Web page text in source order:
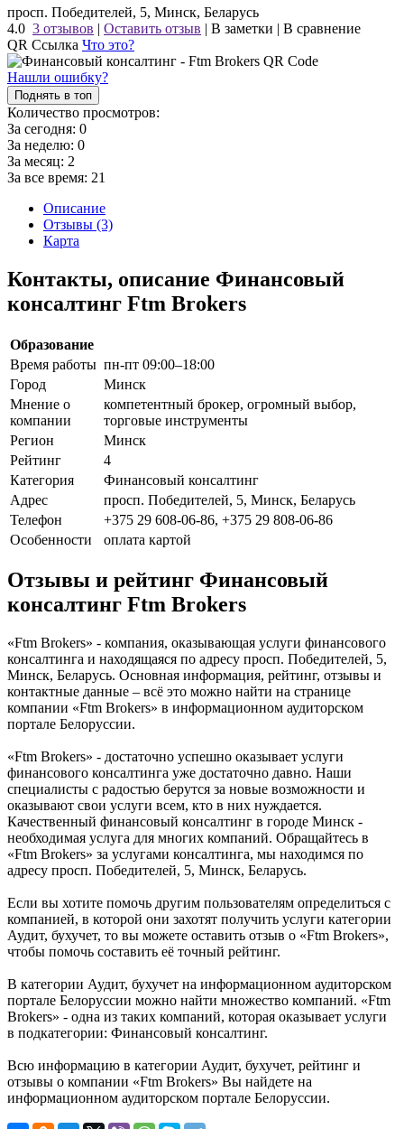
просп. Победителей, 5, Минск, Беларусь
4.0 3 отзывов | Оставить отзыв | В заметки | В сравнение
QR Ссылка Что это?
Нашли ошибку?
Поднять в топ
Количество просмотров:
За сегодня: 0
За неделю: 0
За месяц: 2
За все время: 21
Описание
Отзывы (3)
Карта
Контакты, описание Финансовый
консалтинг Ftm Brokers
Образование
Время работы пн-пт 09:00–18:00
Город
Минск
Мнение о
компании
компетентный брокер, огромный выбор,
торговые инструменты
Регион
Минск
Рейтинг
4
Категория
Финансовый консалтинг
Адрес
просп. Победителей, 5, Минск, Беларусь
Телефон
+375 29 608-06-86, +375 29 808-06-86
Особенности
оплата картой
Отзывы и рейтинг Финансовый
консалтинг Ftm Brokers
«Ftm Brokers» - компания, оказывающая услуги финансового
консалтинга и находящаяся по адресу просп. Победителей, 5,
Минск, Беларусь. Основная информация, рейтинг, отзывы и
контактные данные – всё это можно найти на странице
компании «Ftm Brokers» в информационном аудиторском
портале Белоруссии.
«Ftm Brokers» - достаточно успешно оказывает услуги
финансового консалтинга уже достаточно давно. Наши
специалисты с радостью берутся за новые возможности и
оказывают свои услуги всем, кто в них нуждается.
Качественный финансовый консалтинг в городе Минск -
необходимая услуга для многих компаний. Обращайтесь в
«Ftm Brokers» за услугами консалтинга, мы находимся по
адресу просп. Победителей, 5, Минск, Беларусь.
Если вы хотите помочь другим пользователям определиться с
компанией, в которой они захотят получить услуги категории
Аудит, бухучет, то вы можете оставить отзыв о «Ftm Brokers»,
чтобы помочь составить её точный рейтинг.
В категории Аудит, бухучет на информационном аудиторском
портале Белоруссии можно найти множество компаний. «Ftm
Brokers» - одна из таких компаний, которая оказывает услуги
в подкатегории: Финансовый консалтинг.
Всю информацию в категории Аудит, бухучет, рейтинг и
отзывы о компании «Ftm Brokers» Вы найдете на
информационном аудиторском портале Белоруссии.